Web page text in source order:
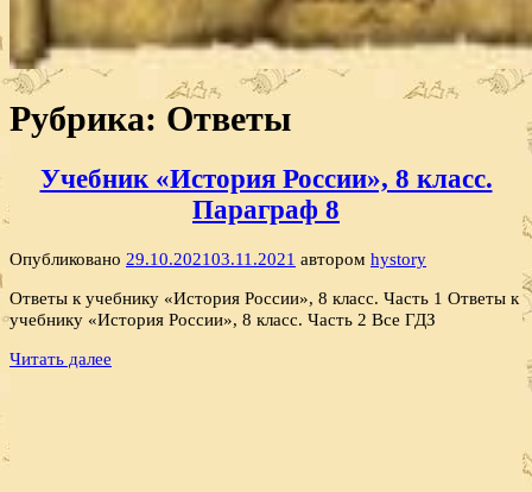
Рубрика: Ответы
Учебник «История России», 8 класс.
Параграф 8
Опубликовано 29.10.202103.11.2021 автором hystory
Ответы к учебнику «История России», 8 класс. Часть 1 Ответы к
учебнику «История России», 8 класс. Часть 2 Все ГДЗ
Читать далее